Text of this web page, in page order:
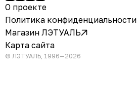
О проекте
Политика конфиденциальности
Магазин ЛЭТУАЛЬ
Карта сайта
© ЛЭТУАЛЬ, 1996—2026